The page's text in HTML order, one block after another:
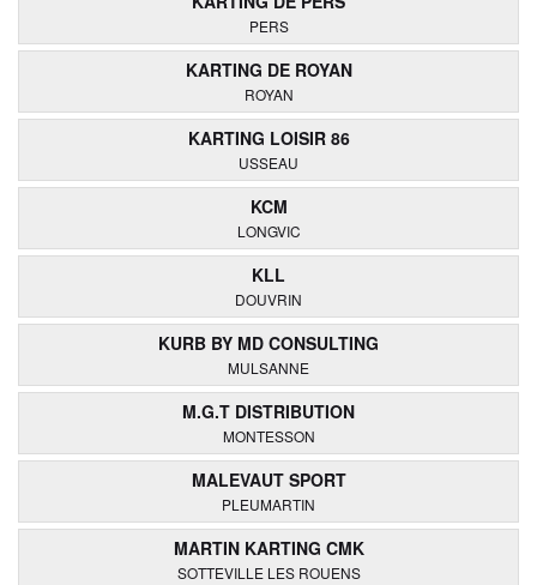
PERS
KARTING DE ROYAN
ROYAN
KARTING LOISIR 86
USSEAU
KCM
LONGVIC
KLL
DOUVRIN
KURB BY MD CONSULTING
MULSANNE
M.G.T DISTRIBUTION
MONTESSON
MALEVAUT SPORT
PLEUMARTIN
MARTIN KARTING CMK
SOTTEVILLE LES ROUENS